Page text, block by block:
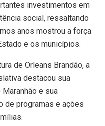
investimentos em
social, ressaltando
anos mostrou a força
e os municípios.
de Orleans Brandão, a
destacou sua
e sua
de programas e ações